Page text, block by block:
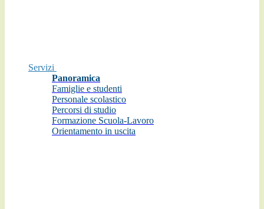
Servizi
Panoramica
Famiglie e studenti
Personale scolastico
Percorsi di studio
Formazione Scuola-Lavoro
Orientamento in uscita